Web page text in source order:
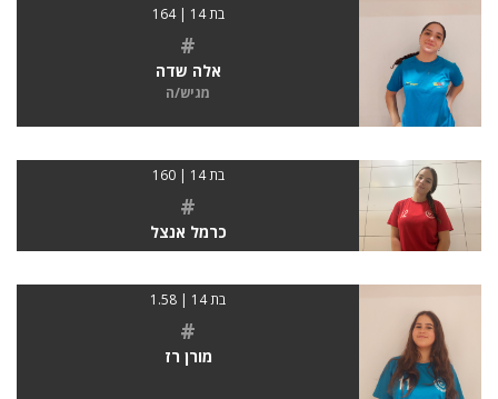
בת 14 | 164
#
אלה שדה
מגיש/ה
בת 14 | 160
#
כרמל אנצל
בת 14 | 1.58
#
מורן רז